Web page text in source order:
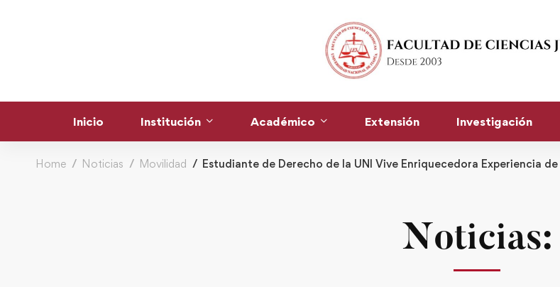
Inicio Institución Académico Extensión Investigación
Home Noticias Movilidad Estudiante de Derecho de la UNI Vive Enriquecedora Experiencia
Noticias: